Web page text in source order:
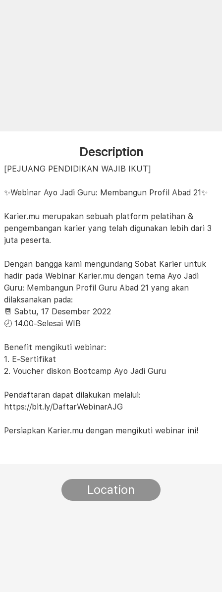
Description
[PEJUANG PENDIDIKAN WAJIB IKUT]
✨Webinar Ayo Jadi Guru: Membangun Profil Abad 21✨
Karier.mu merupakan sebuah platform pelatihan &
pengembangan karier yang telah digunakan lebih dari 3
juta peserta.
Dengan bangga kami mengundang Sobat Karier untuk
hadir pada Webinar Karier.mu dengan tema Ayo Jadi
Guru: Membangun Profil Guru Abad 21 yang akan
dilaksanakan pada:
📆 Sabtu, 17 Desember 2022
🕗 14.00-Selesai WIB
Benefit mengikuti webinar:
1. E-Sertifikat
2. Voucher diskon Bootcamp Ayo Jadi Guru
Pendaftaran dapat dilakukan melalui:
https://bit.ly/DaftarWebinarAJG
Persiapkan Karier.mu dengan mengikuti webinar ini!
Location